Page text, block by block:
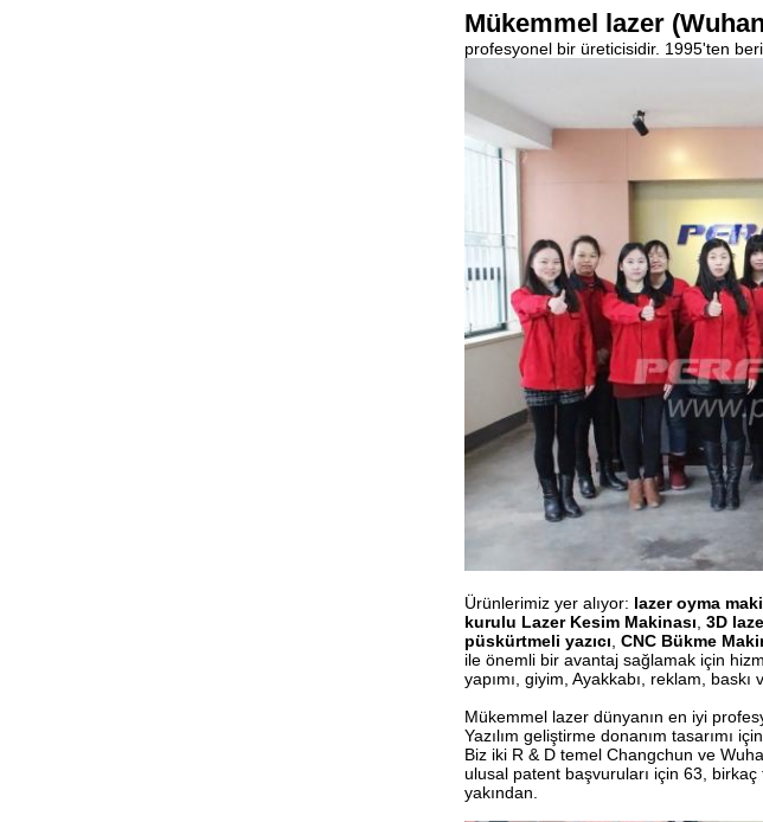
Mükemmel lazer
profesyonel bir üreticisidir. 1995'ten
Ürünlerimiz yer alıyor: lazer oyma
kurulu Lazer Kesim Makinası, 3D
püskürtmeli yazıcı, CNC Bükme
ile önemli bir avantaj sağlamak için
yapımı, giyim, Ayakkabı, reklam,
Mükemmel lazer dünyanın en iyi
Yazılım geliştirme donanım tasarımı
Biz iki R & D temel Changchun ve
ulusal patent başvuruları için 63,
yakından.